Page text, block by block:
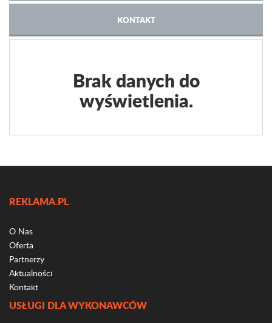
KONTAKT
Brak danych do
wyświetlenia.
REKLAMA.PL
O Nas
Oferta
Partnerzy
Aktualności
Kontakt
USŁUGI DLA WYKONAWCÓW